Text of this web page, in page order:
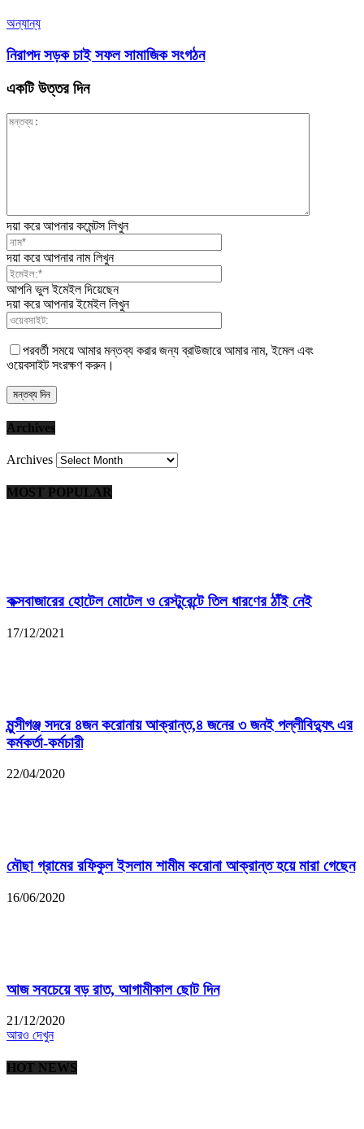
অন্যান্য
নিরাপদ সড়ক চাই সফল সামাজিক সংগঠন
একটি উত্তর দিন
দয়া করে আপনার কমেন্টস লিখুন
দয়া করে আপনার নাম লিখুন
আপনি ভুল ইমেইল দিয়েছেন
দয়া করে আপনার ইমেইল লিখুন
পরবর্তী সময়ে আমার মন্তব্য করার জন্য ব্রাউজারে আমার নাম, ইমেল এবং
ওয়েবসাইট সংরক্ষণ করুন।
Archives
Archives
MOST POPULAR
কক্সবাজারের হোটেল মোটেল ও রেস্টুরেন্টে তিল ধারণের ঠাঁই নেই
17/12/2021
মুন্সীগঞ্জ সদরে ৪জন করোনায় আক্রান্ত,৪ জনের ৩ জনই পল্লীবিদ্যুৎ এর
কর্মকর্তা-কর্মচারী
22/04/2020
মৌছা গ্রামের রফিকুল ইসলাম শামীম করোনা আক্রান্ত হয়ে মারা গেছেন
16/06/2020
আজ সবচেয়ে বড় রাত, আগামীকাল ছোট দিন
21/12/2020
আরও দেখুন
HOT NEWS